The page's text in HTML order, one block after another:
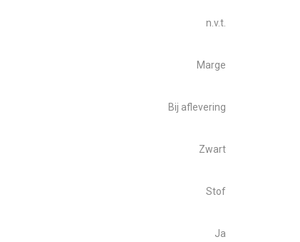
n.v.t.
Marge
Bij aflevering
Zwart
Stof
Ja